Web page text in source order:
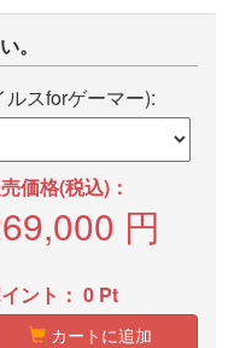
。
スforゲーマー):
価格(税込)：
円
ント： 0 Pt
カートに追加